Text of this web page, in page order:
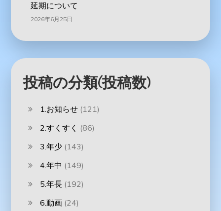
延期について
2026年6月25日
投稿の分類(投稿数)
1.お知らせ (121)
2.すくすく (86)
3.年少 (143)
4.年中 (149)
5.年長 (192)
6.動画 (24)